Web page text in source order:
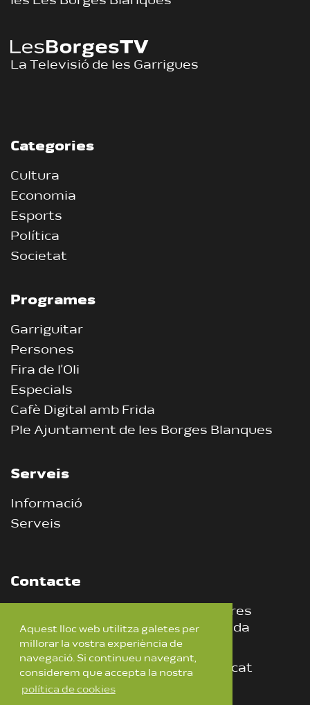
La Televisió de les Garrigues
Categories
Cultura
Economia
Esports
Política
Societat
Programes
Garriguitar
Persones
Fira de l’Oli
Especials
Cafè Digital amb Frida
Ple Ajuntament de les Borges Blanques
Serveis
Informació
Serveis
Contacte
CEI, Centre d’Empreses Innovadores
25400 Les Borges Blanques – Lleida
681 318 363
973 142 850
lesborgestv@lesborgesblanques.cat
Aquest lloc web utilitza galetes per
millorar la vostra experiència de
navegació. Si continueu navegant,
considerem que accepta la nostra
política de cookies